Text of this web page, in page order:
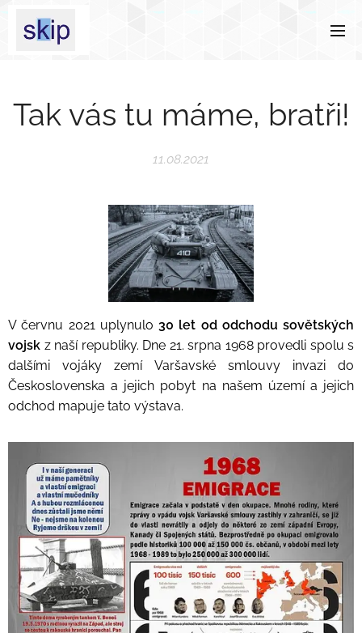
Tak vás tu máme, bratři!
11.08.2021
V červnu 2021 uplynulo 30 let od odchodu sovětských
vojsk z naší republiky. Dne 21. srpna 1968 provedli spolu s
dalšími vojáky zemí Varšavské smlouvy invazi do
Československa a jejich pobyt na našem území a jejich
odchod mapuje tato výstava.